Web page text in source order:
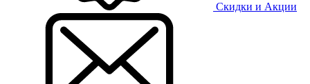
Скидки и Акции